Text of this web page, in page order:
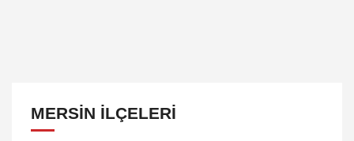
MERSIN İLÇELERI